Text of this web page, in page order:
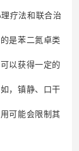
疗法和联合治
是苯二氮卓类
以获得一定的
，镇静、口干
可能会限制其